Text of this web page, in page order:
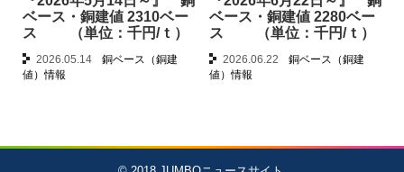
ベース・銅建値 2310ベー
ス （単位：千円/ｔ）
2026.05.14
銅ベース（銅建
値）情報
ベース・銅建値 2280ベー
ス （単位：千円/ｔ）
2026.06.22
銅ベース（銅建
値）情報